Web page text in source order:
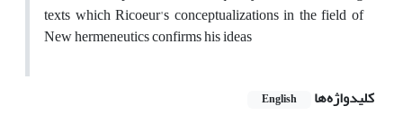
texts which Ricoeur's conceptualizations in the field of
New hermeneutics confirms his ideas
کلیدواژه‌ها English